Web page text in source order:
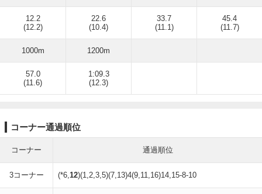
12.2
(12.2)
22.6
(10.4)
33.7
(11.1)
45.4
(11.7)
1000m 1200m
57.0
(11.6)
1:09.3
(12.3)
コーナー通過順位
コーナー 通過順位
3コーナー (*6,12)(1,2,3,5)(7,13)4(9,11,16)14,15-8-10